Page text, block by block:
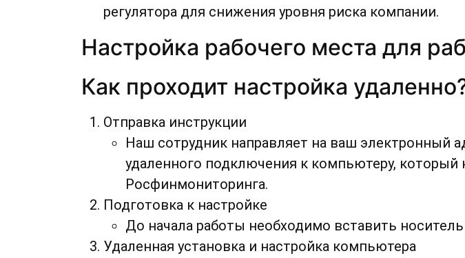
регулятора для снижения уровня риска компании.
Настройка рабочего места для
Как проходит настройка
Отправка инструкции
Наш сотрудник направляет на ваш электронный
удаленного подключения к компьютеру,
Росфинмониторинга.
Подготовка к настройке
До начала работы необходимо вставить
Удаленная установка и настройка компьютера